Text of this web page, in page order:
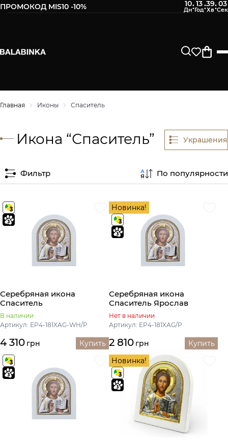
ПРОМОКОД MIS10 -10% 10:13:39:03
Главная Иконы Спаситель
Икона “Спаситель” Украшения
Фильтр По популярности
Серебряная икона
Спаситель
В наличии
Артикул: ЕP4-181XAG-WH/P
4 310 грн Купить
Новинка!
Серебряная икона
Спаситель Ярослав
Нет в наличии
Артикул: EP4-181XАG/P
2 810 грн Купить
Новинка!